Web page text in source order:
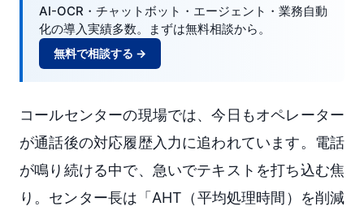
AI-OCR・チャットボット・エージェント・業務自動
化の導入実績多数。まずは無料相談から。
無料で相談する →
コールセンターの現場では、今日もオペレーター
が通話後の対応履歴入力に追われています。電話
が鳴り続ける中で、急いでテキストを打ち込む焦
り。センター長は「AHT（平均処理時間）を削減